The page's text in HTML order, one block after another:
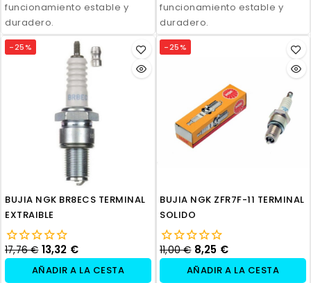
funcionamiento estable y
duradero.
funcionamiento estable y
duradero.
-25%
BUJIA NGK BR8ECS TERMINAL
EXTRAIBLE
17,76 € 13,32 €
AÑADIR A LA CESTA
-25%
BUJIA NGK ZFR7F-11 TERMINAL
SOLIDO
11,00 € 8,25 €
AÑADIR A LA CESTA